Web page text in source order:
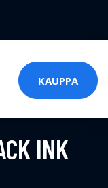
KAUPPA
INK